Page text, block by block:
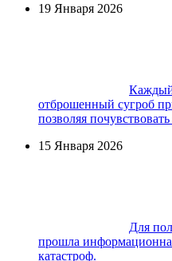
19 Января 2026
отброшенный сугроб
позволяя
15 Января 2026
Для
прошла
катастроф.